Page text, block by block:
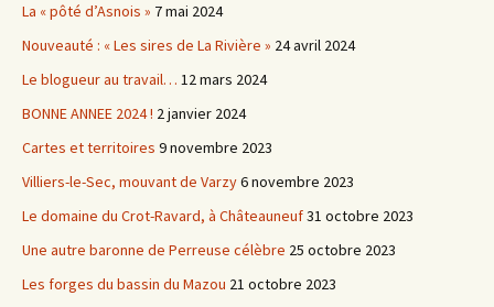
La « pôté d’Asnois » 7 mai 2024
Nouveauté : « Les sires de La Rivière » 24 avril 2024
Le blogueur au travail… 12 mars 2024
BONNE ANNEE 2024 ! 2 janvier 2024
Cartes et territoires 9 novembre 2023
Villiers-le-Sec, mouvant de Varzy6 novembre 2023
Le domaine du Crot-Ravard, à Châteauneuf31 octobre 2023
Une autre baronne de Perreuse célèbre 25 octobre 2023
Les forges du bassin du Mazou 21 octobre 2023